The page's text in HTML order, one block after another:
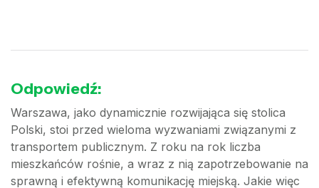
Odpowiedź:
Warszawa, jako dynamicznie rozwijająca się stolica
Polski, stoi przed wieloma wyzwaniami związanymi z
transportem publicznym. Z roku na rok liczba
mieszkańców rośnie, a wraz z nią zapotrzebowanie na
sprawną i efektywną komunikację miejską. Jakie więc